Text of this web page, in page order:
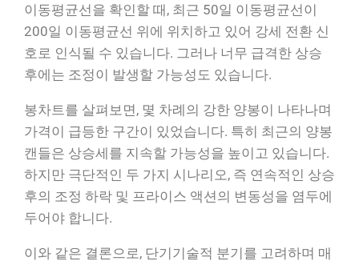
이동평균선을 확인할 때, 최근 50일 이동평균선이
200일 이동평균선 위에 위치하고 있어 강세 전환 신
호로 인식될 수 있습니다. 그러나 너무 급격한 상승
후에는 조정이 발생할 가능성도 있습니다.
봉차트를 살펴보면, 몇 차례의 강한 양봉이 나타나며
가격이 급등한 구간이 있었습니다. 특히 최근의 양봉
캔들은 상승세를 지속할 가능성을 높이고 있습니다.
하지만 극단적인 두 가지 시나리오, 즉 연속적인 상승
후의 조정 하락 및 프라이스 액션의 변동성을 염두에
두어야 합니다.
이와 같은 결론으로, 단기기술적 분기를 고려하며 매